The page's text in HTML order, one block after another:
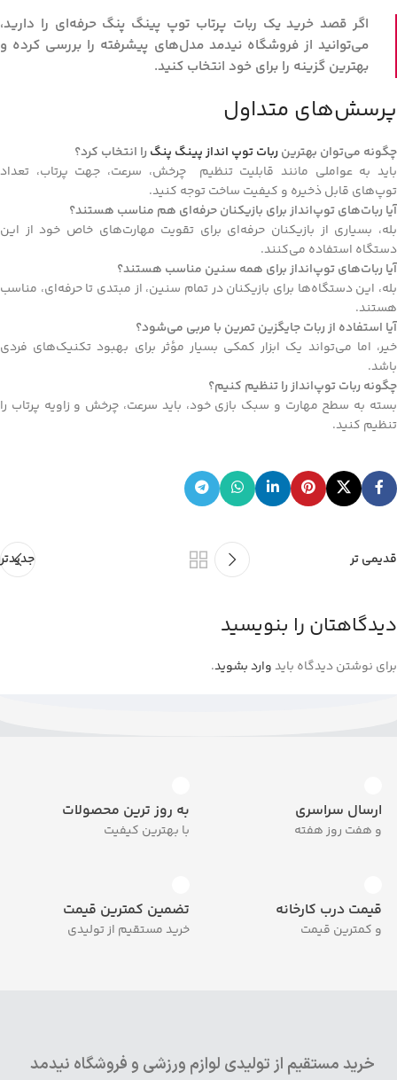
اگر قصد خرید یک ربات پرتاب توپ پینگ پنگ حرفه‌ای را دارید،
می‌توانید از فروشگاه نیدمد مدل‌های پیشرفته را بررسی کرده و
بهترین گزینه را برای خود انتخاب کنید.
پرسش‌های متداول
چگونه می‌توان بهترینربات توپ‌ انداز پینگ پنگ را انتخاب کرد؟
باید به عواملی مانند قابلیت تنظیم چرخش، سرعت، جهت پرتاب، تعداد
توپ‌های قابل ذخیره و کیفیت ساخت توجه کنید.
آیا ربات‌های توپ‌انداز برای بازیکنان حرفه‌ای هم مناسب هستند؟
بله، بسیاری از بازیکنان حرفه‌ای برای تقویت مهارت‌های خاص خود از این
دستگاه استفاده می‌کنند.
آیا ربات‌های توپ‌انداز برای همه سنین مناسب هستند؟
بله، این دستگاه‌ها برای بازیکنان در تمام سنین، از مبتدی تا حرفه‌ای، مناسب
هستند.
آیا استفاده از ربات جایگزین تمرین با مربی می‌شود؟
خیر، اما می‌تواند یک ابزار کمکی بسیار مؤثر برای بهبود تکنیک‌های فردی
باشد.
چگونه ربات توپ‌انداز را تنظیم کنیم؟
بسته به سطح مهارت و سبک بازی خود، باید سرعت، چرخش و زاویه پرتاب را
تنظیم کنید.
جدیدتر قدیمی تر
دیدگاهتان را بنویسید
برای نوشتن دیدگاه بایدوارد بشوید.
ارسال سراسری
و هفت روز هفته
به روز ترین محصولات
با بهترین کیفیت
قیمت درب کارخانه
و کمترین قیمت
تضمین کمترین قیمت
خرید مستقیم از تولیدی
خرید مستقیم از تولیدی لوازم ورزشی و فروشگاه نیدمد